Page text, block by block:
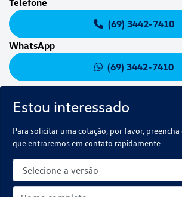
Estou interessado
Para solicitar uma cotação, por favor,
que entraremos em contato rapidamente
Telefone
(69) 3442-7410
WhatsApp
(69) 3442-7410